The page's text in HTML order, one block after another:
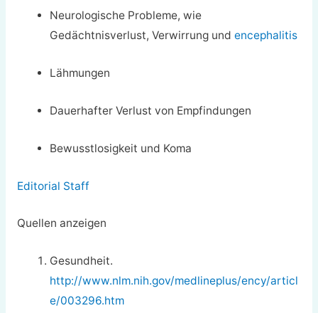
Neurologische Probleme, wie
Gedächtnisverlust, Verwirrung undencephalitis
Lähmungen
Dauerhafter Verlust von Empfindungen
Bewusstlosigkeit und Koma
Editorial Staff
Quellen anzeigen
Gesundheit.
http://www.nlm.nih.gov/medlineplus/ency/articl
e/003296.htm